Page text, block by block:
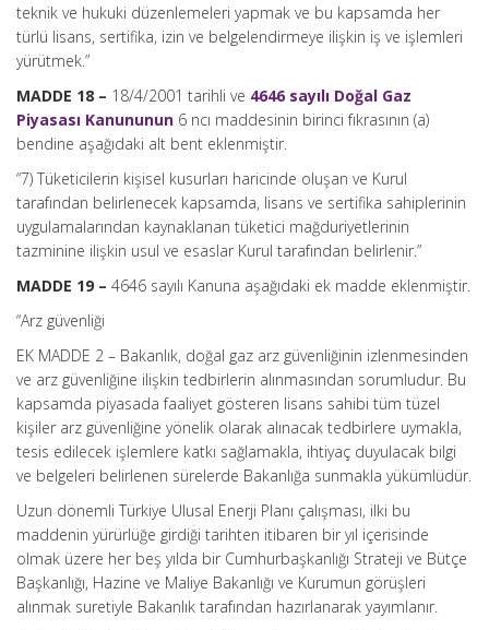
teknik ve hukuki düzenlemeleri yapmak ve bu kapsamda her
türlü lisans, sertifika, izin ve belgelendirmeye ilişkin iş ve işlemleri
yürütmek.”
MADDE 18 – 18/4/2001 tarihli ve 4646 sayılı Doğal Gaz
Piyasası Kanununun 6 ncı maddesinin birinci fıkrasının (a)
bendine aşağıdaki alt bent eklenmiştir.
“7) Tüketicilerin kişisel kusurları haricinde oluşan ve Kurul
tarafından belirlenecek kapsamda, lisans ve sertifika sahiplerinin
uygulamalarından kaynaklanan tüketici mağduriyetlerinin
tazminine ilişkin usul ve esaslar Kurul tarafından belirlenir.”
MADDE 19 – 4646 sayılı Kanuna aşağıdaki ek madde eklenmiştir.
“Arz güvenliği
EK MADDE 2 – Bakanlık, doğal gaz arz güvenliğinin izlenmesinden
ve arz güvenliğine ilişkin tedbirlerin alınmasından sorumludur. Bu
kapsamda piyasada faaliyet gösteren lisans sahibi tüm tüzel
kişiler arz güvenliğine yönelik olarak alınacak tedbirlere uymakla,
tesis edilecek işlemlere katkı sağlamakla, ihtiyaç duyulacak bilgi
ve belgeleri belirlenen sürelerde Bakanlığa sunmakla yükümlüdür.
Uzun dönemli Türkiye Ulusal Enerji Planı çalışması, ilki bu
maddenin yürürlüğe girdiği tarihten itibaren bir yıl içerisinde
olmak üzere her beş yılda bir Cumhurbaşkanlığı Strateji ve Bütçe
Başkanlığı, Hazine ve Maliye Bakanlığı ve Kurumun görüşleri
alınmak suretiyle Bakanlık tarafından hazırlanarak yayımlanır.